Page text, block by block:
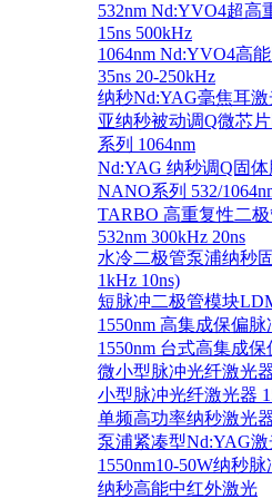
532nm Nd:YVO4超高
15ns 500kHz
1064nm Nd:YVO4高
35ns 20-250kHz
纳秒Nd:YAG毫焦耳激
亚纳秒被动调Q微芯
系列 1064nm
Nd:YAG 纳秒调Q固
NANO系列 532/
TARBO 高重复性二
532nm 300kHz 20ns
水冷二极管泵浦纳秒
1kHz 10ns)
短脉冲二极管模块
1550nm 高集成保偏
1550nm 台式高集成保
微小型脉冲光纤激光
小型脉冲光纤激光器
单频高功率纳秒激光
泵浦紧凑型Nd:YAG激
1550nm10-50W纳秒
纳秒高能中红外激光